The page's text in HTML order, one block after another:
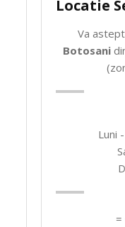
Locatie
Va
Botosani
Luni
=